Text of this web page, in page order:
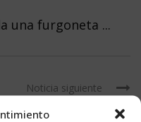
una furgoneta ...
Noticia siguiente
“No tendré días ...